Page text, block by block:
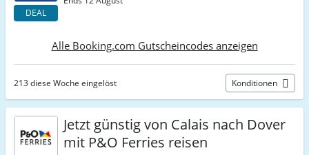
DEAL
Alle Booking.com Gutscheincodes anzeigen
213 diese Woche eingelöst Konditionen
Jetzt günstig von Calais nach Dover
mit P&O Ferries reisen